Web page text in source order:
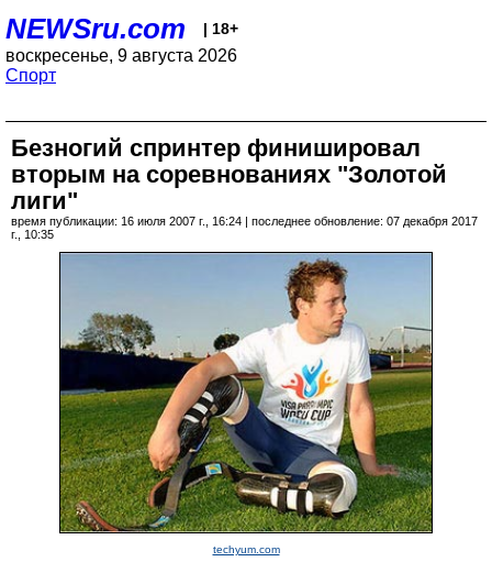
NEWSru.com | 18+
воскресенье, 9 августа 2026
Спорт
Безногий спринтер финишировал
вторым на соревнованиях "Золотой
лиги"
время публикации: 16 июля 2007 г., 16:24 | последнее обновление: 07 декабря 2017
г., 10:35
techyum.com